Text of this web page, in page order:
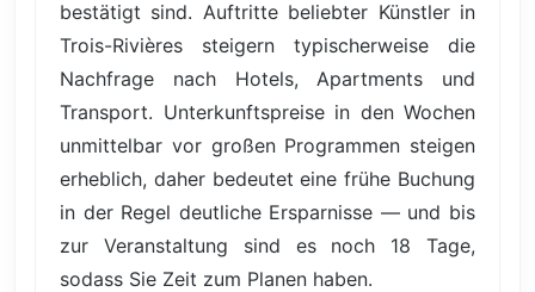
bestätigt sind. Auftritte beliebter Künstler in
Trois-Rivières steigern typischerweise die
Nachfrage nach Hotels, Apartments und
Transport. Unterkunftspreise in den Wochen
unmittelbar vor großen Programmen steigen
erheblich, daher bedeutet eine frühe Buchung
in der Regel deutliche Ersparnisse — und bis
zur Veranstaltung sind es noch 18 Tage,
sodass Sie Zeit zum Planen haben.